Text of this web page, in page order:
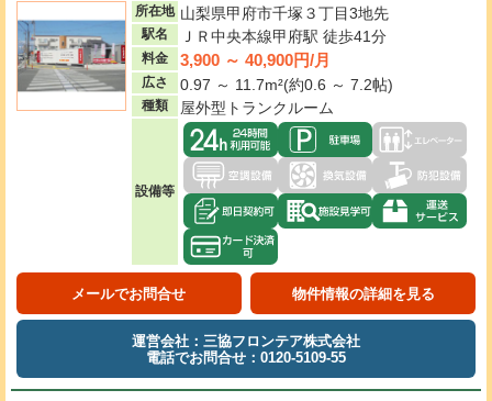
所在地 山梨県甲府市千塚３丁目3地先
駅名 ＪＲ中央本線甲府駅 徒歩41分
料金 3,900 ～ 40,900円/月
広さ 0.97 ～ 11.7m²(約0.6 ～ 7.2帖)
種類 屋外型トランクルーム
設備等
メールでお問合せ 物件情報の詳細を見る
運営会社：三協フロンテア株式会社
電話でお問合せ：0120-5109-55